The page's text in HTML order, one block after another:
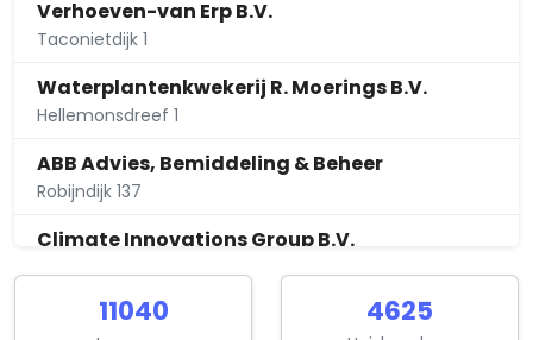
Verhoeven-van Erp B.V.
Taconietdijk 1
Waterplantenkwekerij R. Moerings B.V.
Hellemonsdreef 1
ABB Advies, Bemiddeling & Beheer
Robijndijk 137
Climate Innovations Group B.V.
Coninvest B.V.
11040 4625